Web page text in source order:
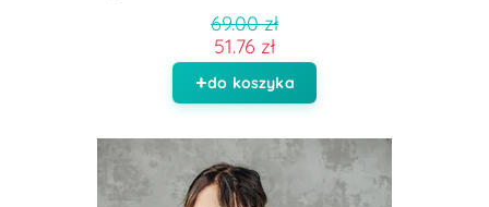
69.00 zł
51.76 zł
do koszyka